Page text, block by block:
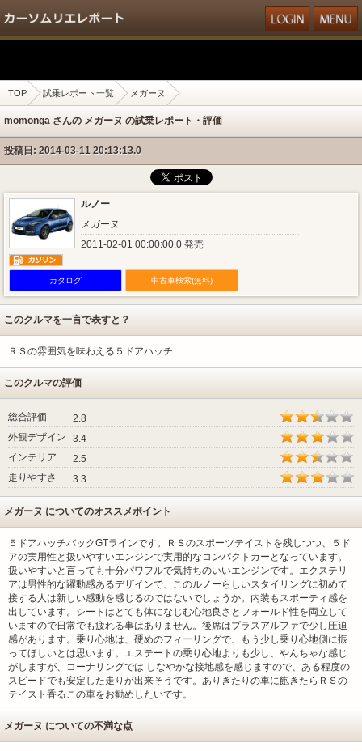
TOP 試乗レポート一覧 メガーヌ
momonga さんの メガーヌ の試乗レポート・評価
投稿日: 2014-03-11 20:13:13.0
ルノー
メガーヌ
2011-02-01 00:00:00.0 発売
カタログ 中古車検索(無料)
このクルマを一言で表すと？
ＲＳの雰囲気を味わえる５ドアハッチ
このクルマの評価
総合評価
2.8
外観デザイン
3.4
インテリア
2.5
走りやすさ
3.3
メガーヌ についてのオススメポイント
５ドアハッチバックGTラインです。ＲＳのスポーツテイストを残しつつ、５ド
アの実用性と扱いやすいエンジンで実用的なコンパクトカーとなっています。
扱いやすいと言っても十分パワフルで気持ちのいいエンジンです。エクステリ
アは男性的な躍動感あるデザインで、このルノーらしいスタイリングに初めて
接する人は新しい感動を感じるのではないでしょうか。内装もスポーティ感を
出しています。シートはとても体になじむ心地良さとフォールド性を両立して
いますので日常でも疲れる事はありません。後席はプラスアルファで少し圧迫
感があります。乗り心地は、硬めのフィーリングで、もう少し乗り心地側に振
ってほしいとは思います。エステートの乗り心地よりも少し、やんちゃな感じ
がしますが、コーナリングでは しなやかな接地感を感じますので、ある程度の
スピードでも安定した走りが出来そうです。ありきたりの車に飽きたらＲＳの
テイスト香るこの車をお勧めしたいです。
メガーヌ についての不満な点